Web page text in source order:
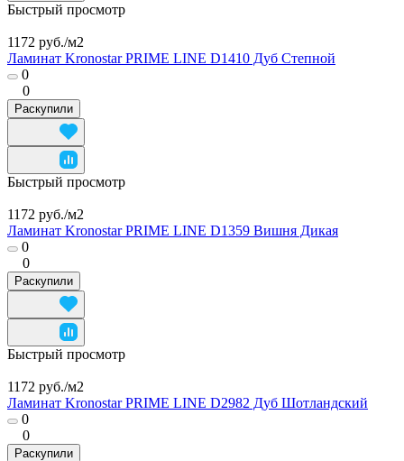
Быстрый просмотр
1172 руб./м2
Ламинат Kronostar PRIME LINE D1410 Дуб Степной
0
0
Раскупили
Быстрый просмотр
1172 руб./м2
Ламинат Kronostar PRIME LINE D1359 Вишня Дикая
0
0
Раскупили
Быстрый просмотр
1172 руб./м2
Ламинат Kronostar PRIME LINE D2982 Дуб Шотландский
0
0
Раскупили